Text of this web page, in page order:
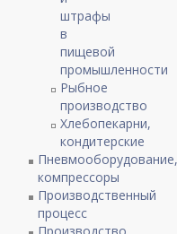
штрафы
в
пищевой
промышленности
Рыбное
производство
Хлебопекарни,
кондитерские
Пневмооборудование,
компрессоры
Производственный
процесс